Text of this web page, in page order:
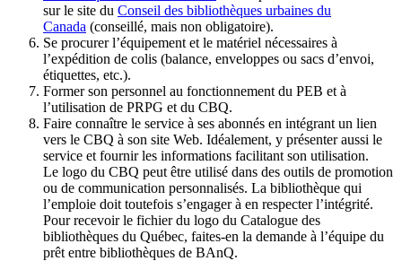
sur le site du Conseil des bibliothèques urbaines du
Canada (conseillé, mais non obligatoire).
Se procurer l’équipement et le matériel nécessaires à
l’expédition de colis (balance, enveloppes ou sacs d’envoi,
étiquettes, etc.).
Former son personnel au fonctionnement du PEB et à
l’utilisation de PRPG et du CBQ.
Faire connaître le service à ses abonnés en intégrant un lien
vers le CBQ à son site Web. Idéalement, y présenter aussi le
service et fournir les informations facilitant son utilisation.
Le logo du CBQ peut être utilisé dans des outils de promotion
ou de communication personnalisés. La bibliothèque qui
l’emploie doit toutefois s’engager à en respecter l’intégrité.
Pour recevoir le fichier du logo du Catalogue des
bibliothèques du Québec, faites-en la demande à l’équipe du
prêt entre bibliothèques de BAnQ.